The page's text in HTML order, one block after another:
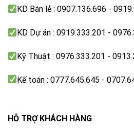
Bixby có tiếng Việt
Chiếu hình từ điện thoại lên
One Remote sạc qua USB C
SmartThings
KD Bán lẻ : 0907.136.696 -
KD Dự án : 0919.333.201 -
Kỹ Thuật : 0976.333.201 -
Kế toán : 0777.645.645 -
HỖ TRỢ KHÁCH HÀNG